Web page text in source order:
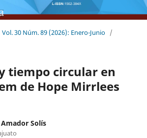
Vol. 30 Núm. 89 (2026): Enero-Junio /
tiempo circular en
de Hope Mirrlees
Solís